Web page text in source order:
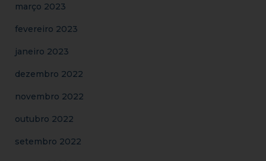
março 2023
fevereiro 2023
janeiro 2023
dezembro 2022
novembro 2022
outubro 2022
setembro 2022